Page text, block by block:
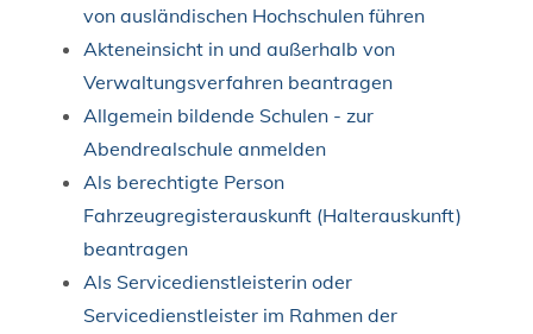
von ausländischen Hochschulen führen
Akteneinsicht in und außerhalb von
Verwaltungsverfahren beantragen
Allgemein bildende Schulen - zur
Abendrealschule anmelden
Als berechtigte Person
Fahrzeugregisterauskunft (Halterauskunft)
beantragen
Als Servicedienstleisterin oder
Servicedienstleister im Rahmen der